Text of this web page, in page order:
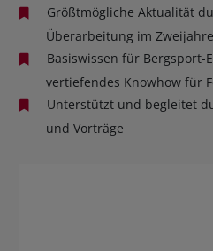
Größtmögliche Aktualität
Überarbeitung im
Basiswissen für Bergsport-
vertiefendes Knowhow für
Unterstützt und begleitet
und Vorträge